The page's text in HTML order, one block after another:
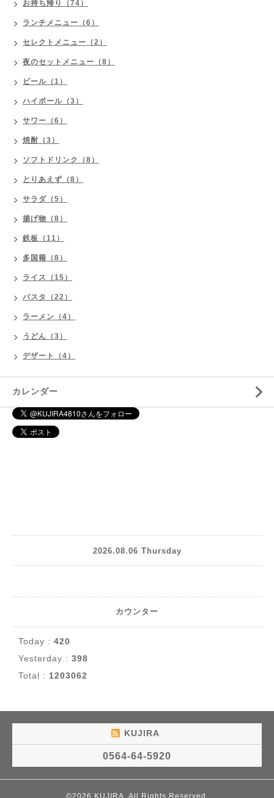
お持ち帰り（74）
ランチメニュー（6）
セレクトメニュー（2）
夜のセットメニュー（8）
ビール（1）
ハイボール（3）
サワー（6）
焼酎（3）
ソフトドリンク（8）
とりあえず（8）
サラダ（5）
揚げ物（8）
鉄板（11）
多国籍（8）
ライス（15）
パスタ（22）
ラーメン（4）
うどん（3）
デザート（4）
カレンダー
2026.08.06 Thursday
カウンター
Today : 420
Yesterday : 398
Total : 1203062
KUJIRA
0564-64-5920
©2026 KUJIRA . All Rights Reserved.